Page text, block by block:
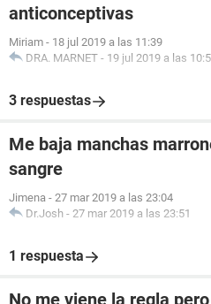
anticonceptivas
Miriam - 18 jul 2019 a las 11:39
DRA. MARNET - 19 jul 2019 a las
3 respuestas
Me baja manchas
sangre
Jimena - 27 mar 2019 a las 23:04
Dr.Josh - 27 mar 2019 a las 23:51
1 respuesta
No me viene la regla